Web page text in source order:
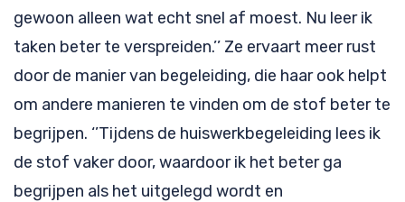
gewoon alleen wat echt snel af moest. Nu leer ik
taken beter te verspreiden.’’ Ze ervaart meer rust
door de manier van begeleiding, die haar ook helpt
om andere manieren te vinden om de stof beter te
begrijpen. ‘’Tijdens de huiswerkbegeleiding lees ik
de stof vaker door, waardoor ik het beter ga
begrijpen als het uitgelegd wordt en